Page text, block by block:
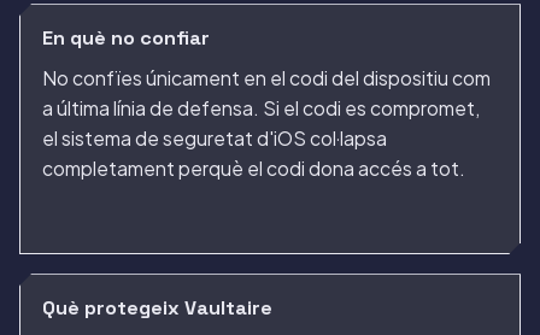
En què no confiar
No confïes únicament en el codi del dispositiu com
a última línia de defensa. Si el codi es compromet,
el sistema de seguretat d'iOS col·lapsa
completament perquè el codi dona accés a tot.
Què protegeix Vaultaire